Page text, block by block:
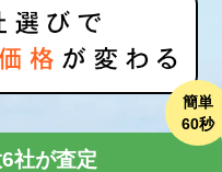
簡単
60秒
社が査定